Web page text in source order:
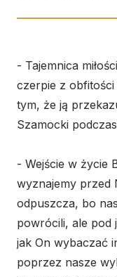
Wydziały
Sąd Biskupi
Wydawnictwo
Konta bankowe
CENTRUM
Biuro
Współpraca
Franciszkański Zakon
Bractwo św. Józefa
- Tajemnica
czerpie z obfitości
tym, że ją
Szamocki
- Wejście w życie
wyznajemy przed
odpuszcza, bo
powrócili, ale pod
jak On wybaczać
poprzez nasze